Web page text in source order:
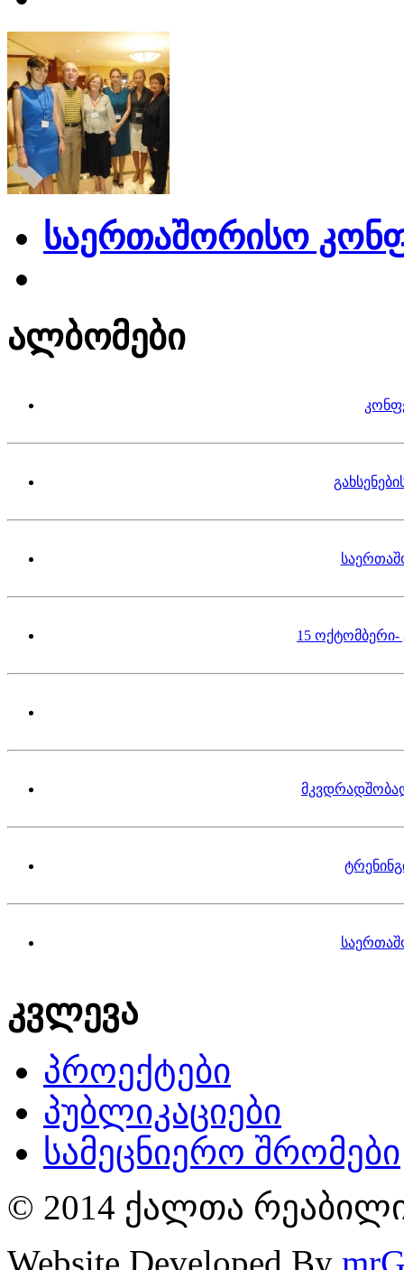
საერთაშორისო
ალბომები
15
კვლევა
პროექტები
პუბლიკაციები
სამეცნიერო შრომები
© 2014 ქალთა
Website Developed By